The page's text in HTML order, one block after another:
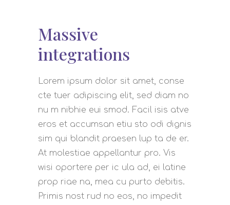
Massive
integrations
Lorem ipsum dolor sit amet, conse
cte tuer adipiscing elit, sed diam no
nu m nibhie eui smod. Facil isis atve
eros et accumsan etiu sto odi dignis
sim qui blandit praesen lup ta de er.
At molestiae appellantur pro. Vis
wisi oportere per ic ula ad, ei latine
prop riae na, mea cu purto debitis.
Primis nost rud no eos, no impedit